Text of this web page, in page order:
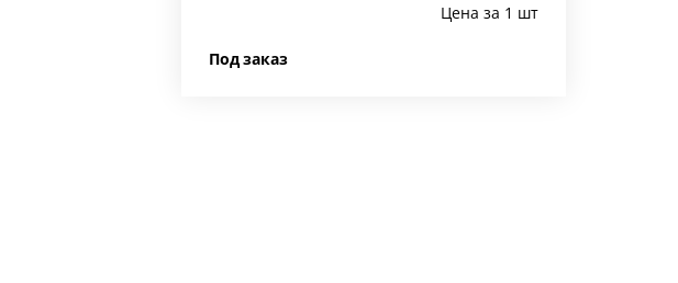
Цена за 1 шт
Под заказ